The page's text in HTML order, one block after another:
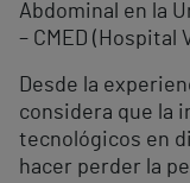
Abdominal en la
– CMED (Hospital
Desde la
considera que la
tecnológicos en
hacer perder la